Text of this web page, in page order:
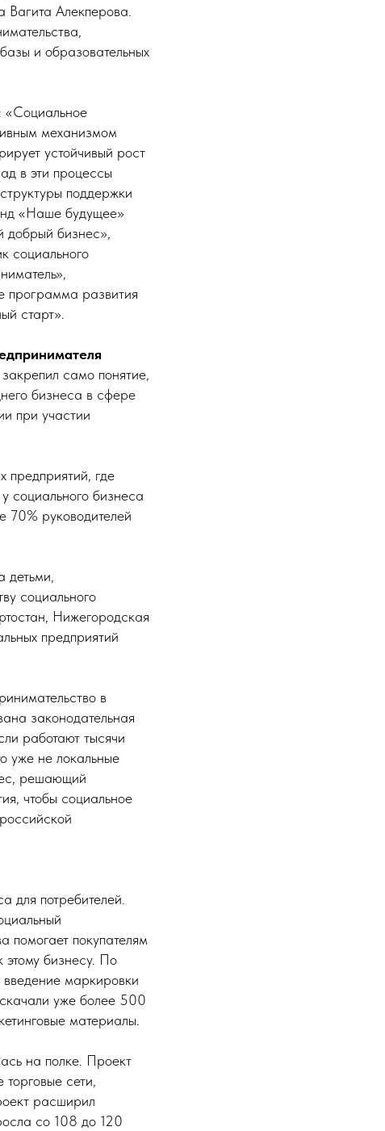
Алекперова.
и образовательных
«Социальное
механизмом
устойчивый рост
в эти процессы
поддержки
«Наше будущее»
добрый бизнес»,
социального
программа развития
старт».
само понятие,
бизнеса в сфере
при участии
предприятий, где
социального бизнеса
руководителей
детьми,
социального
Нижегородская
предприятий
в
законодательная
работают тысячи
уже не локальные
решающий
чтобы социальное
для потребителей.
помогает покупателям
этому бизнесу. По
маркировки
уже более 500
материалы.
на полке. Проект
сети,
расширил
со 108 до 120